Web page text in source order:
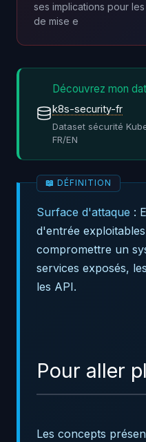
ses implications pour
de mise e
Découvrez mon
k8s-security-fr
Dataset sécurité
FR/EN
Surface d'attaque :
d'entrée
compromettre un
services exposés,
les API.
Pour aller
Les concepts